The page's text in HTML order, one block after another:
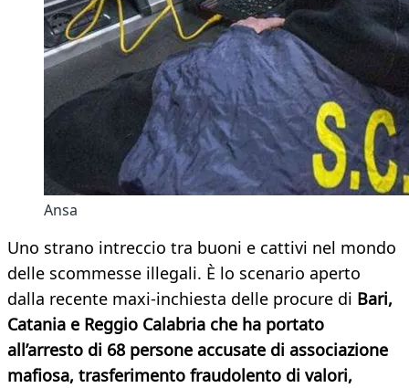
Ansa
Uno strano intreccio tra buoni e cattivi nel mondo
delle scommesse illegali. È lo scenario aperto
dalla recente maxi-inchiesta delle procure di Bari,
Catania e Reggio Calabria che ha portato
all’arresto di 68 persone accusate di associazione
mafiosa, trasferimento fraudolento di valori,